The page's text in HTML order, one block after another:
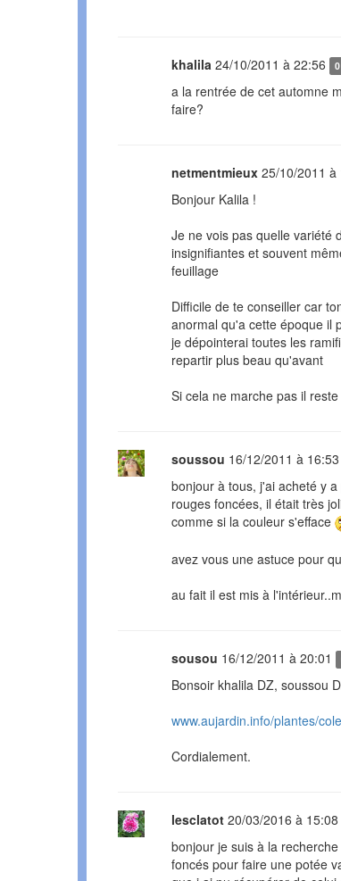
khalila 24/10/2011 à 22:56
a la rentrée de cet automne
faire?
netmentmieux 25/10/2011 à
Bonjour Kalila !
Je ne vois pas quelle variété
insignifiantes et souvent
feuillage
Difficile de te conseiller car
anormal qu'a cette époque il
je dépointerai toutes les
repartir plus beau qu'avant
Si cela ne marche pas il
soussou 16/12/2011 à 16:53
bonjour à tous, j'ai acheté y
rouges foncées, il était très
comme si la couleur s'efface
avez vous une astuce pour
au fait il est mis à
sousou 16/12/2011 à 20:01
Bonsoir khalila DZ, soussou
www.aujardin.info/plantes/
Cordialement.
lesclatot 20/03/2016 à 15:08
bonjour je suis à la
foncés pour faire une potée